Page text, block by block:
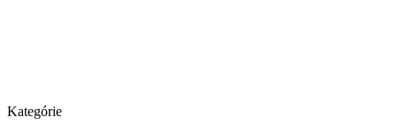
Kategórie